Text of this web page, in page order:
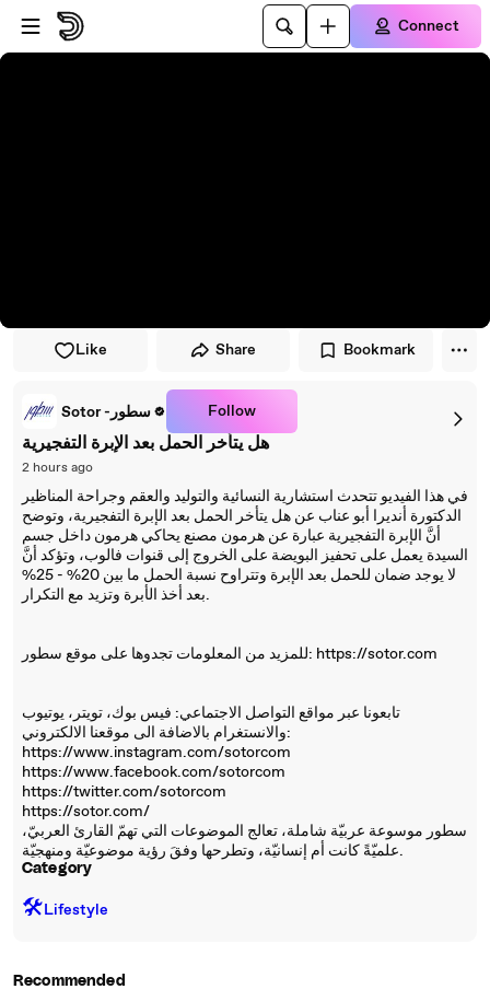
Skip to player
Skip to main content
Connect
Like Share Bookmark
Sotor -سطور Follow
هل يتأخر الحمل بعد الإبرة التفجيرية
2 hours ago
في هذا الفيديو تتحدث استشارية النسائية والتوليد والعقم وجراحة المناظير
الدكتورة أنديرا أبو عناب عن هل يتأخر الحمل بعد الإبرة التفجيرية، وتوضح
أنَّ الإبرة التفجيرية عبارة عن هرمون مصنع يحاكي هرمون داخل جسم
السيدة يعمل على تحفيز البويضة على الخروج إلى قنوات فالوب، وتؤكد أنَّ
لا يوجد ضمان للحمل بعد الإبرة وتتراوح نسبة الحمل ما بين 20% - 25%
بعد أخذ الأبرة وتزيد مع التكرار.
للمزيد من المعلومات تجدوها على موقع سطور: https://sotor.com
تابعونا عبر مواقع التواصل الاجتماعي: فيس بوك، تويتر، يوتيوب
والانستغرام بالاضافة الى موقعنا الالكتروني:
https://www.instagram.com/sotorcom
https://www.facebook.com/sotorcom
https://twitter.com/sotorcom
https://sotor.com/
سطور موسوعة عربيّة شاملة، تعالج الموضوعات التي تهمّ القارئ العربيّ،
علميّةً كانت أم إنسانيّة، وتطرحها وفقَ رؤية موضوعيّة ومنهجيّة.
Category
🛠️Lifestyle
Recommended